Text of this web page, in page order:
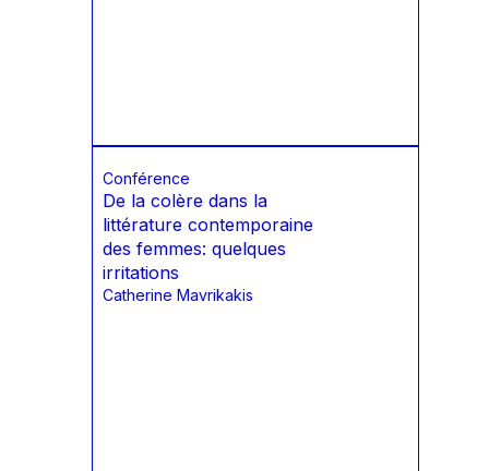
Conférence
De la colère dans la
littérature contemporaine
des femmes: quelques
irritations
Catherine Mavrikakis